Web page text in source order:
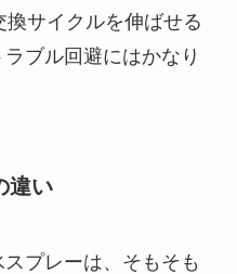
換サイクルを伸ばせる
ブル回避にはかなり
違い
プレーは、そもそも